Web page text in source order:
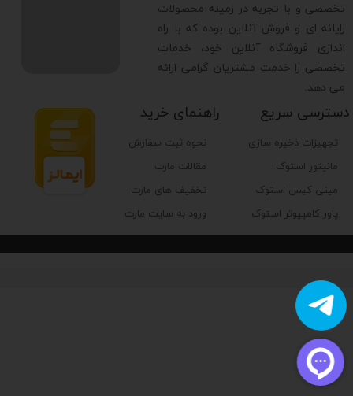
تجهیزات ذخیره سازی
مانیتور استوک
مینی کیس استوک
پاور کامپیوتر استوک
دسترسی سریع راهنمای خرید
نحوه ثبت سفارش
مقالات مارت
تخفیف های مارت
ورود به سایت مارت
تخصصی و با تجربه در زمینه محصولات
رایانه ای و فروش آنلاین بوده که با راه
اندازی فروشگاه آنلاین خود، خدمات
تخصصی را خدمت مشتریان گرامی ارائه
می دهد.